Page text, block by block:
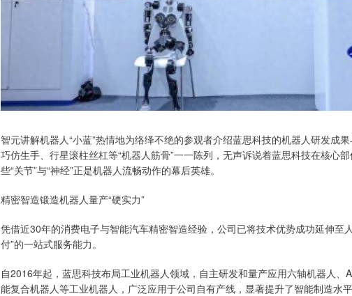
智元讲解机器人“小蓝”热情地为络绎不绝的参观者介绍蓝思科技的机器人研发成
巧仿生手、行星滚柱丝杠等“机器人筋骨”一一陈列，无声诉说着蓝思科技在核心
些“关节”与“神经”正是机器人流畅动作的幕后英雄。
精密智造锻造机器人量产“硬实力”
凭借近30年的消费电子与智能汽车精密智造经验，公司已将技术优势成功延伸
付”的一站式服务能力。
自2016年起，蓝思科技布局工业机器人领域，自主研发和量产应用六轴机器人
能复合机器人等工业机器人，广泛应用于公司自有产线，显著提升了智能制造水平